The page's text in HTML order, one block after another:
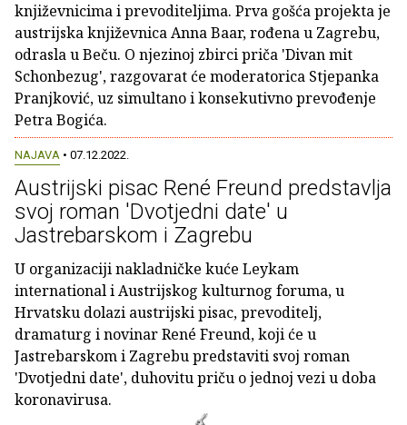
književnicima i prevoditeljima. Prva gošća projekta je
austrijska književnica Anna Baar, rođena u Zagrebu,
odrasla u Beču. O njezinoj zbirci priča 'Divan mit
Schonbezug', razgovarat će moderatorica Stjepanka
Pranjković, uz simultano i konsekutivno prevođenje
Petra Bogića.
NAJAVA • 07.12.2022.
Austrijski pisac René Freund predstavlja
svoj roman 'Dvotjedni date' u
Jastrebarskom i Zagrebu
U organizaciji nakladničke kuće Leykam
international i Austrijskog kulturnog foruma, u
Hrvatsku dolazi austrijski pisac, prevoditelj,
dramaturg i novinar René Freund, koji će u
Jastrebarskom i Zagrebu predstaviti svoj roman
'Dvotjedni date', duhovitu priču o jednoj vezi u doba
koronavirusa.